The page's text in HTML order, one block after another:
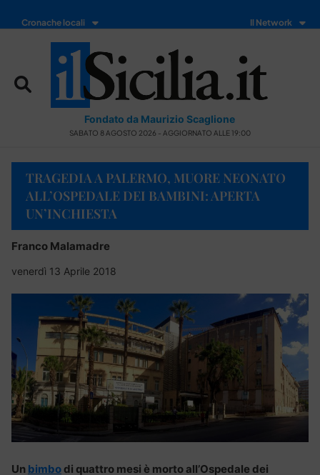
Cronache locali Il Network
Fondato da Maurizio Scaglione
SABATO 8 AGOSTO 2026 - AGGIORNATO ALLE 19:00
TRAGEDIA A PALERMO, MUORE NEONATO
ALL’OSPEDALE DEI BAMBINI: APERTA
UN’INCHIESTA
Franco Malamadre
venerdì 13 Aprile 2018
Un bimbo di quattro mesi è morto all’Ospedale dei